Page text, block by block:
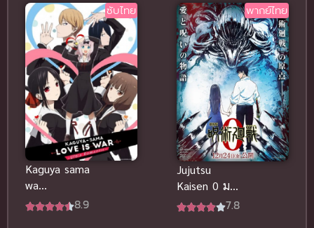
สงครามเลือด
พันปี ซับไทย
ซับไทย
Kaguya sama
wa
Kokurasetai8.9
พากย์ไทย
Jujutsu
Kaisen 0 มหา
เวทย์ผนึกมาร
7.8